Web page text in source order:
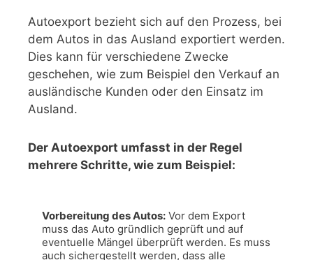
Autoexport bezieht sich auf den Prozess, bei
dem Autos in das Ausland exportiert werden.
Dies kann für verschiedene Zwecke
geschehen, wie zum Beispiel den Verkauf an
ausländische Kunden oder den Einsatz im
Ausland.
Der Autoexport umfasst in der Regel
mehrere Schritte, wie zum Beispiel:
Vorbereitung des Autos: Vor dem Export
muss das Auto gründlich geprüft und auf
eventuelle Mängel überprüft werden. Es muss
auch sichergestellt werden, dass alle